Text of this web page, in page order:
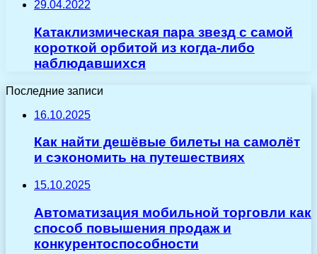
29.04.2022
Катаклизмическая пара звезд с самой
короткой орбитой из когда-либо
наблюдавшихся
Последние записи
16.10.2025
Как найти дешёвые билеты на самолёт
и сэкономить на путешествиях
15.10.2025
Автоматизация мобильной торговли как
способ повышения продаж и
конкурентоспособности